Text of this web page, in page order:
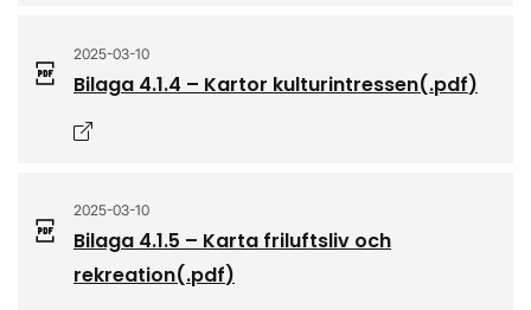
2025-03-10
Bilaga 4.1.4 – Kartor kulturintressen(.pdf)
2025-03-10
Bilaga 4.1.5 – Karta friluftsliv och
rekreation(.pdf)